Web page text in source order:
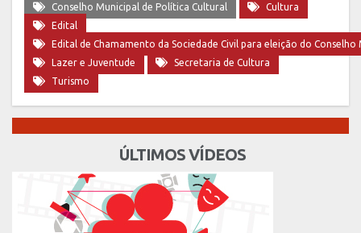
Conselho Municipal de Política Cultural
Cultura
Edital
Edital de Chamamento da Sociedade Civil para eleição do
Lazer e Juventude
Secretaria de Cultura
Turismo
ÚLTIMOS VÍDEOS